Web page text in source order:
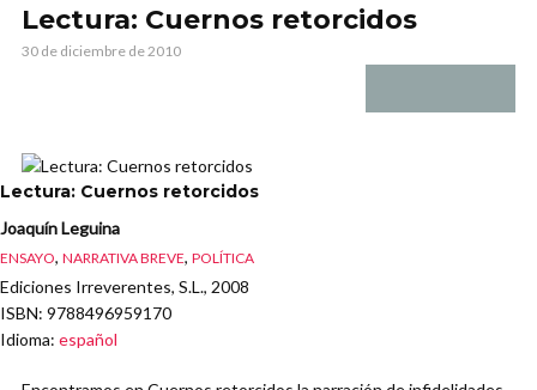
Lectura: Cuernos retorcidos
30 de diciembre de 2010
Lectura: Cuernos retorcidos
Joaquín Leguina
ENSAYO, NARRATIVA BREVE, POLÍTICA
Ediciones Irreverentes, S.L., 2008
ISBN: 9788496959170
Idioma: español